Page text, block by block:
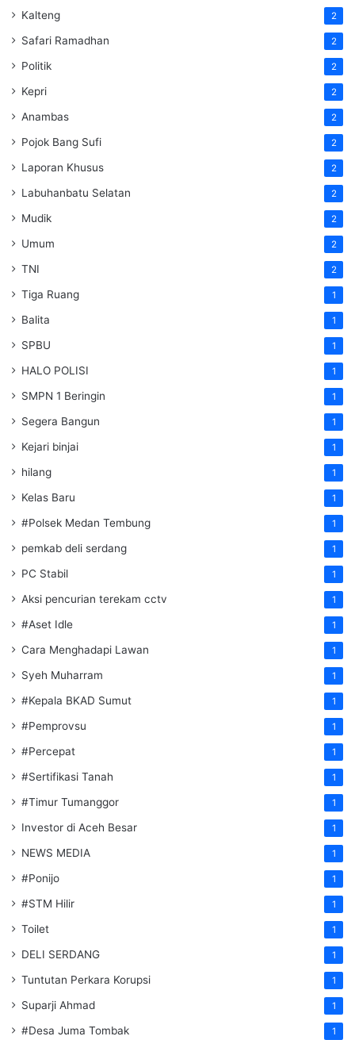
Kalteng 2
Safari Ramadhan 2
Politik 2
Kepri 2
Anambas 2
Pojok Bang Sufi 2
Laporan Khusus 2
Labuhanbatu Selatan 2
Mudik 2
Umum 2
TNI 2
Tiga Ruang 1
Balita 1
SPBU 1
HALO POLISI 1
SMPN 1 Beringin 1
Segera Bangun 1
Kejari binjai 1
hilang 1
Kelas Baru 1
#Polsek Medan Tembung 1
pemkab deli serdang 1
PC Stabil 1
Aksi pencurian terekam cctv 1
#Aset Idle 1
Cara Menghadapi Lawan 1
Syeh Muharram 1
#Kepala BKAD Sumut 1
#Pemprovsu 1
#Percepat 1
#Sertifikasi Tanah 1
#Timur Tumanggor 1
Investor di Aceh Besar 1
NEWS MEDIA 1
#Ponijo 1
#STM Hilir 1
Toilet 1
DELI SERDANG 1
Tuntutan Perkara Korupsi 1
Suparji Ahmad 1
#Desa Juma Tombak 1